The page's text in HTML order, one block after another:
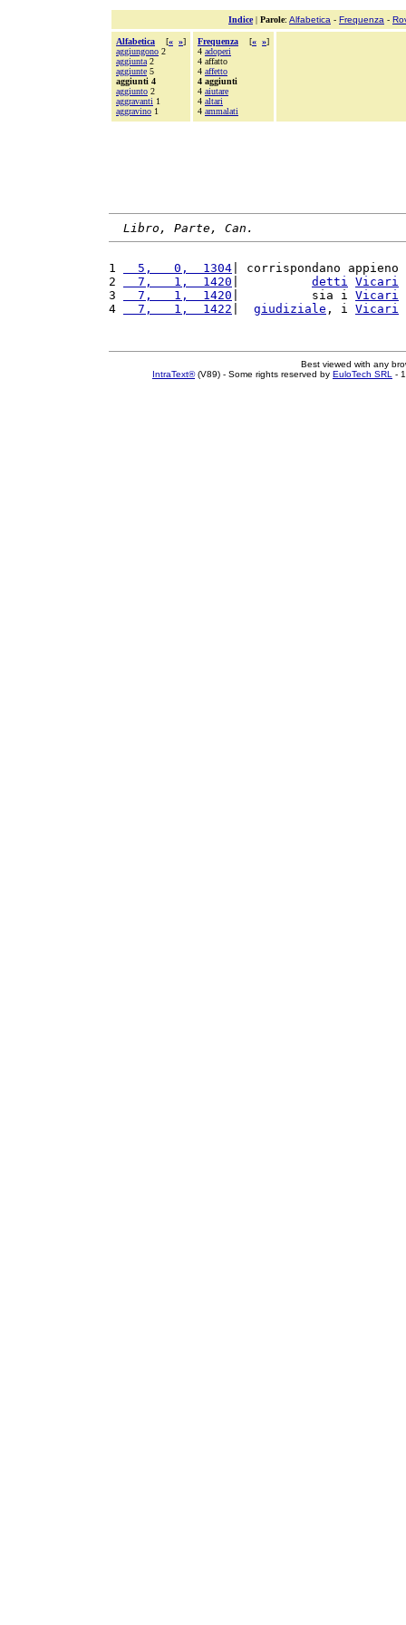
Indice| Parole: Alfabetica - Frequenza -
Alfabetica [« »]
aggiungono 2
aggiunta 2
aggiunte 5
aggiunti 4
aggiunto 2
aggravanti 1
aggravino 1
Frequenza [« »]
4 adoperi
4 affatto
4 affetto
4 aggiunti
4 aiutare
4 altari
4 ammalati
Libro, Parte, Can.
1
  5,   0,  1304
| corrispondano
2
  7,   1,  1420
detti Vicari
3
  7,   1,  1420
|          sia i Vicari
4
  7,   1,  1422
giudiziale , i Vicari
Best viewed with any
IntraText®(V89) - Some rights reserved by EuloTech SRL -